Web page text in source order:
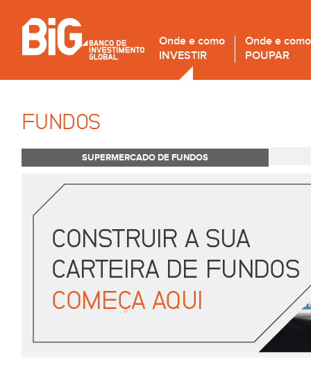
Onde e como
INVESTIR
Onde e como
POUPAR
FUNDOS
SUPERMERCADO DE FUNDOS